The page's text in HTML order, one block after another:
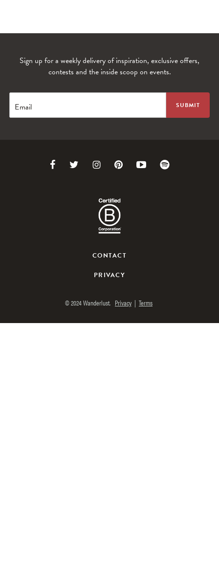
Lorem ipsum dolor sit amet
Lorem ipsum dolor sit amet
Sign up for a weekly delivery of inspiration, exclusive offers,
contests and the inside scoop on events.
Email
Link Link
Twitter
Link
Instagram
Link Link Link
CONTACT
PRIVACY
© 2024 Wanderlust. Privacy | Terms